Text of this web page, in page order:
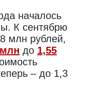
началось
К сентябрю
млн рублей,
до 1,55
– до 1,3